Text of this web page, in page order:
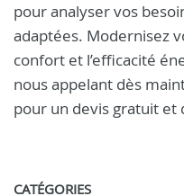
pour analyser vos
adaptées. Modernisez
confort et l’efficacité
nous appelant dès
pour un devis gratuit et
CATÉGORIES